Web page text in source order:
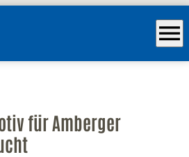
menu
für Amberger